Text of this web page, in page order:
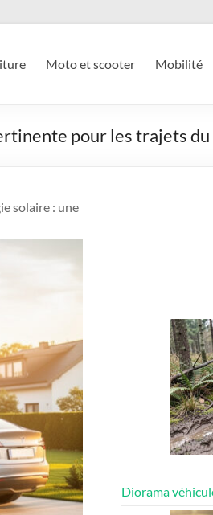
Moto et scooter Mobilité
pour les trajets
solaire : une
Diorama